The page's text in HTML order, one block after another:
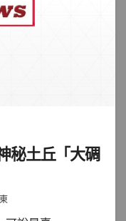
秘土丘「大碉